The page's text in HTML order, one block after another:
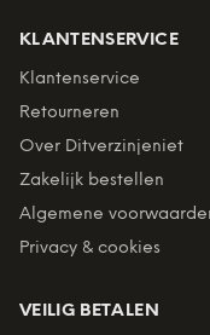
KLANTENSERVICE
Klantenservice
Retourneren
Over Ditverzinjeniet
Zakelijk bestellen
Algemene
Privacy & cookies
VEILIG BETALEN